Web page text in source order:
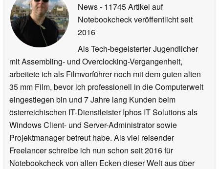
News- 11745 Artikel auf
Notebookcheck veröffentlichtseit
2016
Als Tech-begeisterter Jugendlicher
mit Assembling- und Overclocking-Vergangenheit,
arbeitete ich als Filmvorführer noch mit dem guten alten
35 mm Film, bevor ich professionell in die Computerwelt
eingestiegen bin und 7 Jahre lang Kunden beim
österreichischen IT-Dienstleister Iphos IT Solutions als
Windows Client- und Server-Administrator sowie
Projektmanager betreut habe. Als viel reisender
Freelancer schreibe ich nun schon seit 2016 für
Notebookcheck von allen Ecken dieser Welt aus über